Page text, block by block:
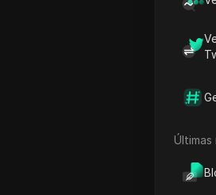
Últimas